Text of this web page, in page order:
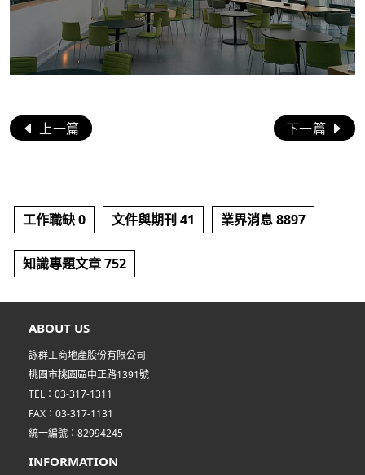
上一篇 下一篇
工作職缺 0 文件與期刊 41 業界消息 8897
知識專題文章 752
ABOUT US
詠群工商地產股份有限公司
桃園市桃園區中正路1391號
TEL：03-317-1311
FAX：03-317-1131
統一編號：82994245
INFORMATION